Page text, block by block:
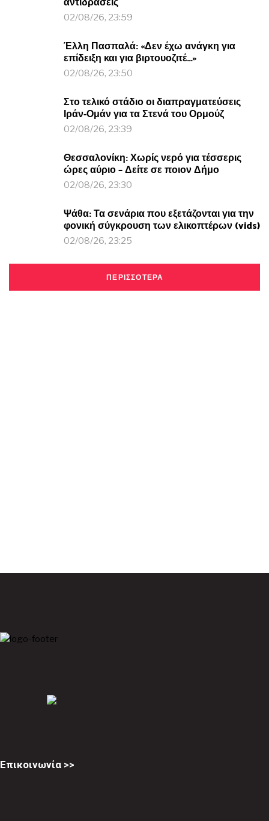
02/08/26, 23:59
Έλλη Πασπαλά: «Δεν έχω ανάγκη για
επίδειξη και για βιρτουοζιτέ…»
02/08/26, 23:50
Στο τελικό στάδιο οι διαπραγματεύσεις
Ιράν-Ομάν για τα Στενά του Ορμούζ
02/08/26, 23:39
Θεσσαλονίκη: Χωρίς νερό για τέσσερις
ώρες αύριο – Δείτε σε ποιον Δήμο
02/08/26, 23:30
Ψάθα: Τα σενάρια που εξετάζονται για την
φονική σύγκρουση των ελικοπτέρων (vids)
02/08/26, 23:25
ΠΕΡΙΣΣΟΤΕΡΑ
Επικοινωνία >>